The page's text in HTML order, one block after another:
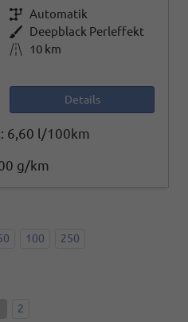
Getriebe Automatik
Außenfarbe Deepblack Perleffekt
Kilometerstand
10 km
Details
6,60 l/100km
g/km
100 250
2